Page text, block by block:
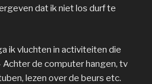
dat ik niet los durf te
ik vluchten in activiteiten die
Achter de computer hangen, tv
lezen over de beurs etc.